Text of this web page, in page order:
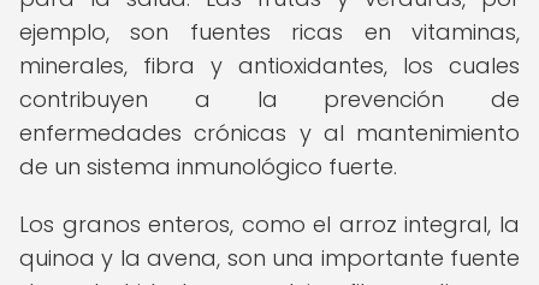
ejemplo, son fuentes ricas en vitaminas,
minerales, fibra y antioxidantes, los cuales
contribuyen a la prevención de
enfermedades crónicas y al mantenimiento
de un sistema inmunológico fuerte.
Los granos enteros, como el arroz integral, la
quinoa y la avena, son una importante fuente